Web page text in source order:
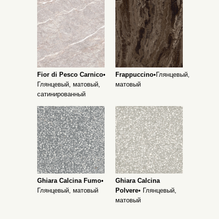
Ghiara Calcina Fumo•
Глянцевый, матовый
Frappuccino•Глянцевый,
матовый
Fior di Pesco Carnico•
Глянцевый, матовый,
сатинированный
Ghiara Calcina
Polvere• Глянцевый,
матовый